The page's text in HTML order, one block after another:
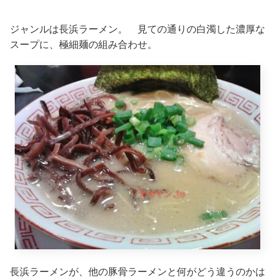
ジャンルは長浜ラーメン。 見ての通りの白濁した濃厚な
スープに、極細麺の組み合わせ。
長浜ラーメンが、他の豚骨ラーメンと何がどう違うのかは